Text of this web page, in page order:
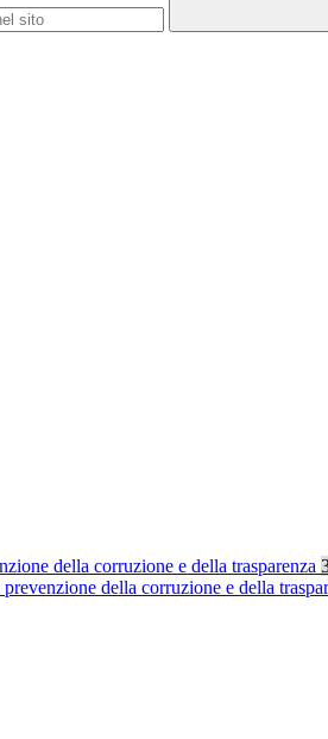
della corruzione e della trasparenza
della corruzione e della